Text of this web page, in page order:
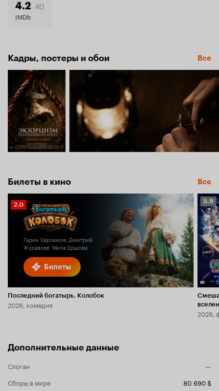
4.2 40
IMDb
Кадры, постеры и обои Все
Билеты в кино Все
Билеты
Рейтинг
Кинопоиска
2.0
Гарик Харламов, Дмитрий
Журавлев, Мила Ершова
Последний богатырь. Колобок
2026, комедия
5.9
5.9
2026,
Дополнительные данные
Слоган
—
Сборы в мире
80 690 $